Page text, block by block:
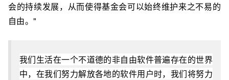
会的持续发展，从而使得基金会可以始终维护来之不易的
自由。"
我们生活在一个不道德的非自由软件普遍存在的世界
中，在我们努力解放各地的软件用户时，我们将努力